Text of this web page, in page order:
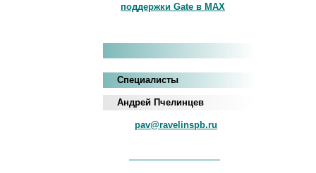
поддержки Gate в MAX
Специалисты
Андрей Пчелинцев
pav@ravelinspb.ru